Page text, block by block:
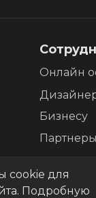
cookie для
Подробную
Бизнесу
Партнеры
Онлайн